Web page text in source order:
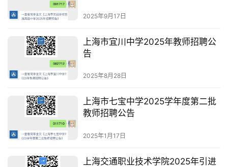
2025年9月17日
上海市宜川中学2025年教师招聘公
告
2025年8月28日
上海市七宝中学2025学年度第二批
教师招聘公告
2025年1月17日
上海交通职业技术学院2025年引进